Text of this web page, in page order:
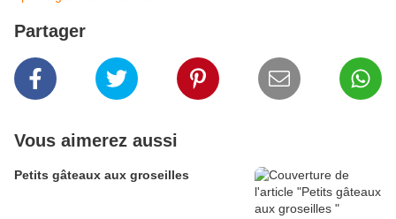
Partager
Vous aimerez aussi
Petits gâteaux aux groseilles